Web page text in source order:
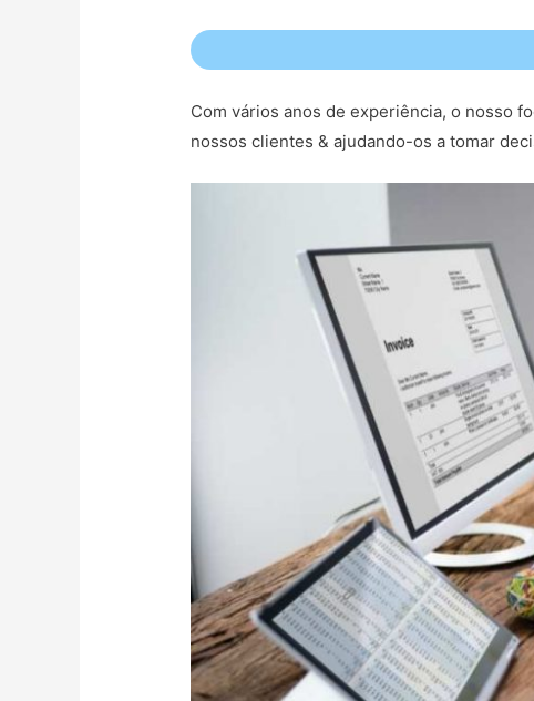
Com vários anos de experiência, o nosso
nossos clientes & ajudando-os a tomar